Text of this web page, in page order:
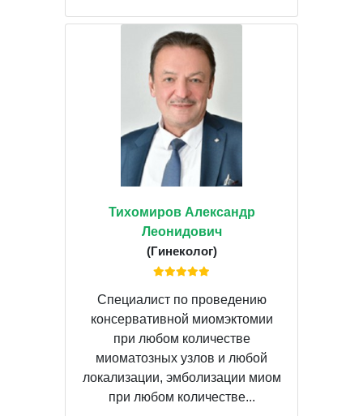
Тихомиров Александр
Леонидович
(Гинеколог)
Специалист по проведению
консервативной миомэктомии
при любом количестве
миоматозных узлов и любой
локализации, эмболизации миом
при любом количестве...